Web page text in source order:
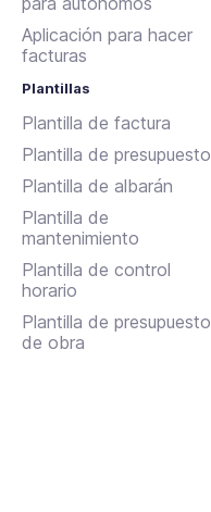
Aplicación para hacer
facturas
Plantillas
Plantilla de factura
Plantilla de presupuesto
Plantilla de albarán
Plantilla de
mantenimiento
Plantilla de control
horario
Plantilla de presupuesto
de obra